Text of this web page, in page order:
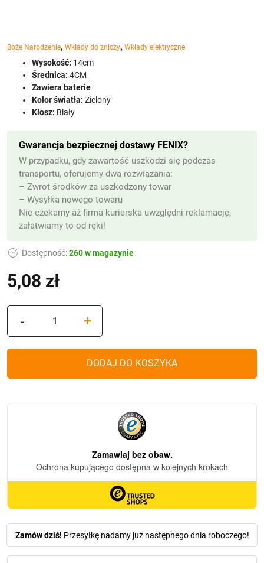
Boże Narodzenie, Wkłady do zniczy, Wkłady elektryczne
5,08 zł
Wysokość: 14cm
Średnica: 4CM
Zawiera baterie
Kolor światła: Zielony
Klosz: Biały
Dostępność:260 w magazynie
Gwarancja bezpiecznej dostawy FENIX?
W przypadku, gdy zawartość uszkodzi się podczas
transportu, oferujemy dwa rozwiązania:
– Zwrot środków za uszkodzony towar
– Wysyłka nowego towaru
Nie czekamy aż firma kurierska uwzględni reklamację,
załatwiamy to od ręki!
Zamów dziś! Przesyłkę nadamy już następnego dnia roboczego!
-
Wkład
(14cm)
+
DODAJ DO KOSZYKA